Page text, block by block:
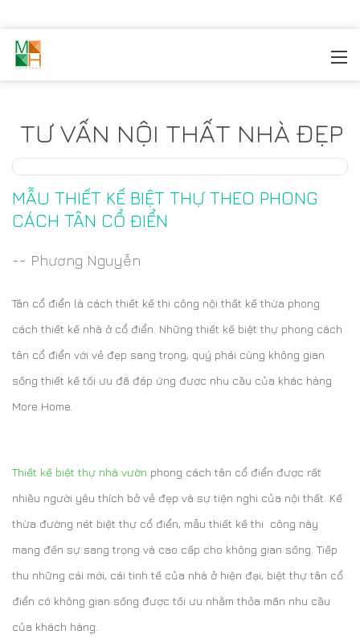
TƯ VẤN NỘI THẤT NHÀ ĐẸP
MẪU THIẾT KẾ BIỆT THỰ THEO PHONG
CÁCH TÂN CỔ ĐIỂN
-- Phương Nguyễn
Tân cổ điển là cách thiết kế thi công nội thất kế thừa phong
cách thiết kế nhà ở cổ điển. Những thiết kế biệt thự phong cách
tân cổ điển với vẻ đẹp sang trọng, quý phái cùng không gian
sống thiết kế tối ưu đã đáp ứng được nhu cầu của khác hàng
More Home.
Thiết kế biệt thự nhà vườn phong cách tân cổ điển được rất
nhiều người yêu thích bở vẻ đẹp và sự tiện nghi của nội thất. Kế
thừa đường nét biệt thự cổ điển, mẫu thiết kế thi công này
mang đến sự sang trọng và cao cấp cho không gian sống. Tiếp
thu những cái mới, cái tinh tế của nhà ở hiện đại, biệt thự tân cổ
điển có không gian sống được tối ưu nhằm thỏa mãn nhu cầu
của khách hàng.